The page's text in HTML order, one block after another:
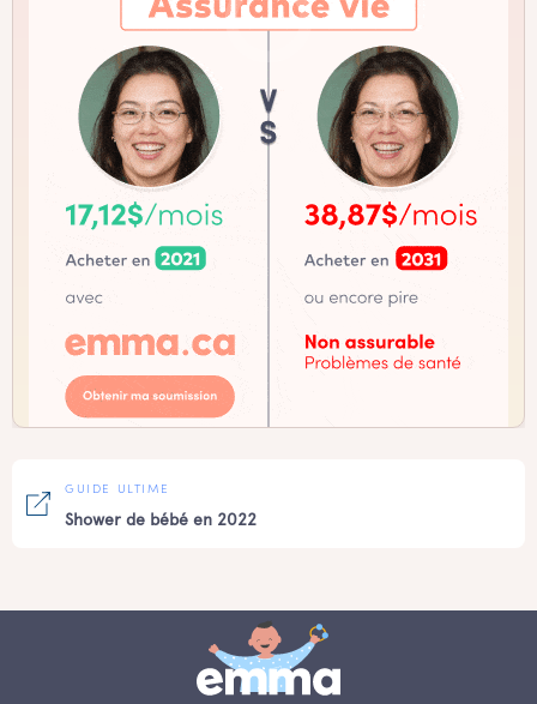
GUIDE ULTIME
Shower de bébé en 2022